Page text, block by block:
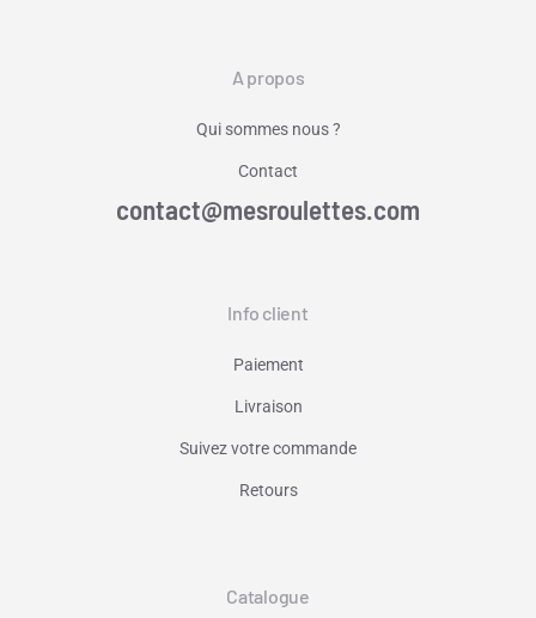
A propos
Qui sommes nous ?
Contact
contact@mesroulettes.com
Info client
Paiement
Livraison
Suivez votre commande
Retours
Catalogue